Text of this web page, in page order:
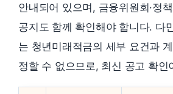
안내되어 있으며, 금융위원회·정
공지도 함께 확인해야 합니다. 다
는 청년미래적금의 세부 요건과
정할 수 없으므로, 최신 공고 확인